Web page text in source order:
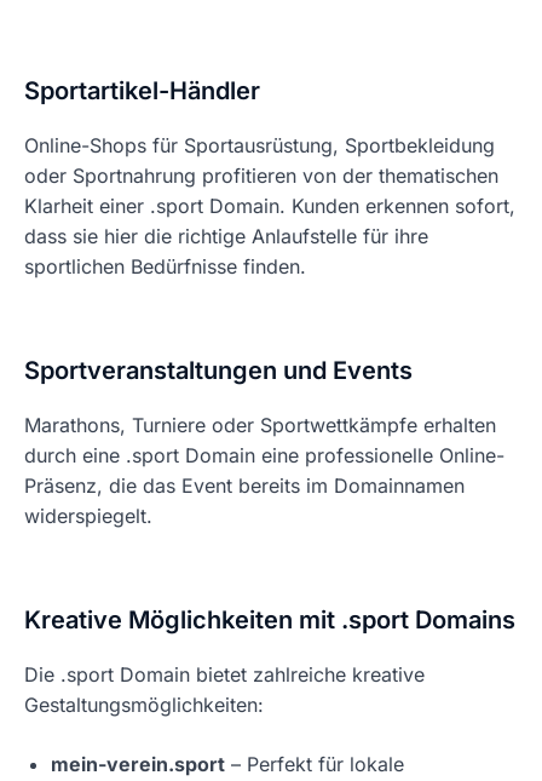
Sportartikel-Händler
Online-Shops für Sportausrüstung, Sportbekleidung
oder Sportnahrung profitieren von der thematischen
Klarheit einer .sport Domain. Kunden erkennen sofort,
dass sie hier die richtige Anlaufstelle für ihre
sportlichen Bedürfnisse finden.
Sportveranstaltungen und Events
Marathons, Turniere oder Sportwettkämpfe erhalten
durch eine .sport Domain eine professionelle Online-
Präsenz, die das Event bereits im Domainnamen
widerspiegelt.
Kreative Möglichkeiten mit .sport Domains
Die .sport Domain bietet zahlreiche kreative
Gestaltungsmöglichkeiten:
mein-verein.sport – Perfekt für lokale